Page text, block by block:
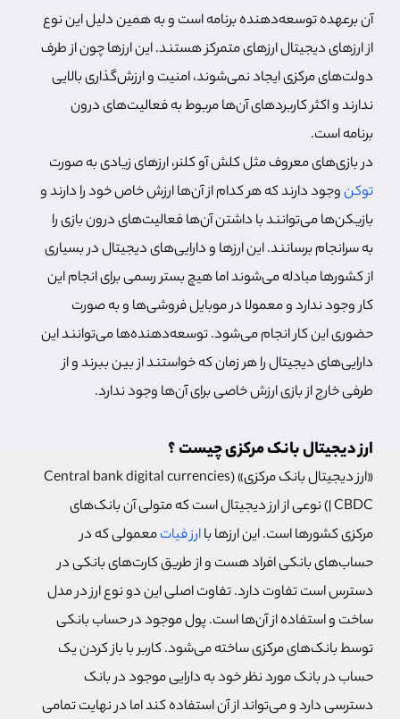
آن برعهده توسعه‌دهنده برنامه است و به همین دلیل این نوع
از ارزهای دیجیتال ارزهای متمرکز هستند. این ارزها چون از طرف
دولت‌های مرکزی ایجاد نمی‌شوند، امنیت و ارزش‌گذاری بالایی
ندارند و اکثر کاربردهای آن‌ها مربوط به فعالیت‌های درون
برنامه است.
در بازی‌های معروف مثل کلش آو کلنر، ارزهای زیادی به صورت
توکنوجود دارند که هر کدام از آن‌ها ارزش خاص خود را دارند و
بازیکن‌ها می‌توانند با داشتن آن‌ها فعالیت‌های درون بازی را
به سرانجام برسانند. این ارزها و دارایی‌های دیجیتال در بسیاری
از کشورها مبادله می‌شوند اما هیچ بستر رسمی برای انجام این
کار وجود ندارد و معمولا در موبایل فروشی‌ها و به صورت
حضوری این کار انجام می‌شود. توسعه‌دهنده‌ها می‌توانند این
دارایی‌های دیجیتال را هر زمان که خواستند از بین ببرند و از
طرفی خارج از بازی ارزش خاصی برای آن‌ها وجود ندارد.
ارز دیجیتال بانک مرکزی چیست ؟
«ارز دیجیتال بانک مرکزی» (Central bank digital currencies
| CBDC) نوعی از ارز دیجیتال است که متولی آن بانک‌های
مرکزی کشورها است. این ارزها باارز فیاتمعمولی که در
حساب‌های بانکی افراد هست و از طریق کارت‌های بانکی در
دسترس است تفاوت دارد. تفاوت اصلی این دو نوع ارز در مدل
ساخت و استفاده از آن‌ها است. پول موجود در حساب بانکی
توسط بانک‌های مرکزی ساخته می‌شود. کاربر با باز کردن یک
حساب در بانک مورد نظر خود به دارایی موجود در بانک
دسترسی دارد و می‌تواند از آن استفاده کند اما در نهایت تمامی